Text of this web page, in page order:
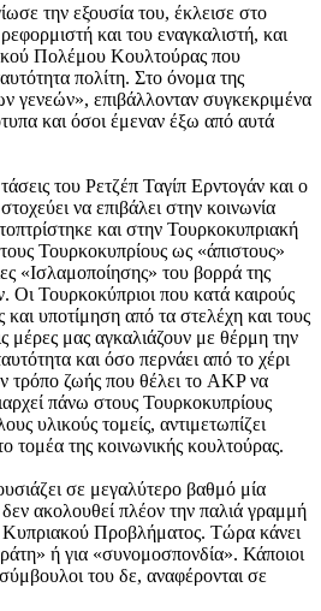
την εξουσία του, έκλεισε στο
και του εναγκαλιστή, και
Πολέμου Κουλτούρας που
πολίτη. Στο όνομα της
γενεών», επιβάλλονταν συγκεκριμένα
και όσοι έμεναν έξω από αυτά
του Ρετζέπ Ταγίπ Ερντογάν και ο
να επιβάλει στην κοινωνία
και στην Τουρκοκυπριακή
Τουρκοκυπρίους ως «άπιστους»
«Ισλαμοποίησης» του βορρά της
Οι Τουρκοκύπριοι που κατά καιρούς
και υποτίμηση από τα στελέχη και τους
μέρες μας αγκαλιάζουν με θέρμη την
και όσο περνάει από το χέρι
τρόπο ζωής που θέλει το AKP να
πάνω στους Τουρκοκυπρίους
υλικούς τομείς, αντιμετωπίζει
τομέα της κοινωνικής κουλτούρας.
σε μεγαλύτερο βαθμό μία
ακολουθεί πλέον την παλιά γραμμή
Κυπριακού Προβλήματος. Τώρα κάνει
ή για «συνομοσπονδία». Κάποιοι
του δε, αναφέρονται σε